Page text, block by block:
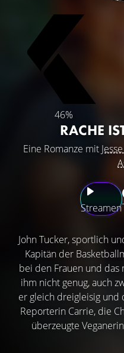
46%
RACHE
Eine Romanze mit
Streamen
John Tucker, sportlich
Kapitän der
bei den Frauen und das
ihm nicht genug, auch
er gleich dreigleisig
Reporterin Carrie, die
überzeugte